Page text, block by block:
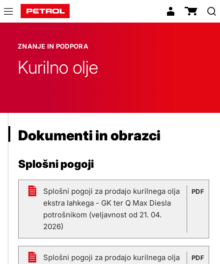
Znanje
podpora
ZNANJE IN PODPORA
Kurilno olje
Dokumenti in obrazci
Splošni pogoji
Splošni pogoji za prodajo kurilnega olja
ekstra lahkega - GK ter Q Max Diesla
potrošnikom (veljavnost od 21. 04.
2026)
PDF
Splošni pogoji za prodajo kurilnega olja
PDF